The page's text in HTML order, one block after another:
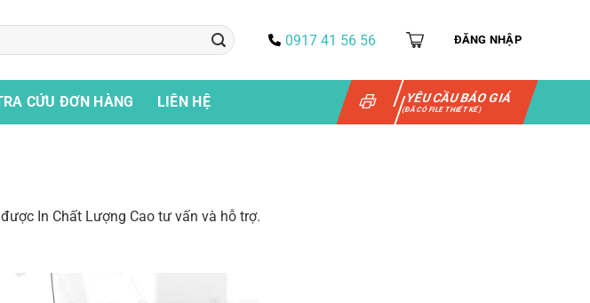
0917 41 56 56 ĐĂNG NHẬP
CỨU ĐƠN HÀNG LIÊN HỆ YÊU CẦU BÁO GIÁ
(ĐÃ CÓ FILE THIẾT KẾ)
In Chất Lượng Cao tư vấn và hỗ trợ.